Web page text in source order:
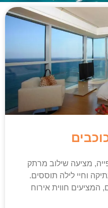
מציעה שילוב מרתק
וחיי לילה תוססים.